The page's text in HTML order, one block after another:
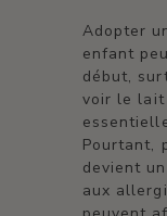
Adopter
enfant
début,
voir le lait
Pourtant,
devient
aux